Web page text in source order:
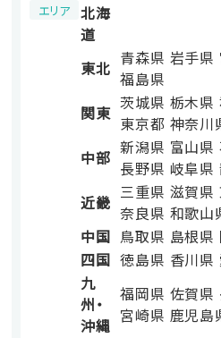
エリア
北海
道
東北 青森県 岩手県
福島県
関東 茨城県 栃木県
東京都 神奈川
中部 新潟県 富山県
長野県 岐阜県
近畿 三重県 滋賀県
奈良県 和歌山
中国 鳥取県 島根県
四国 徳島県 香川県
九
州・
沖縄
福岡県 佐賀県
宮崎県 鹿児島